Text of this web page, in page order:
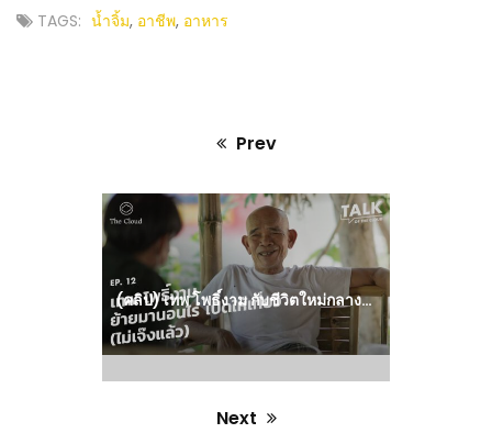
TAGS: น้ำจิ้ม, อาชีพ, อาหาร
Prev
Previous
post:
(คลิป) เทพ โพธิ์งาม กับชีวิตใหม่กลางไร่ ทำร้านอาหาร และเปิดให้คนมาเที่ยว | Talk of The Cloud
Next